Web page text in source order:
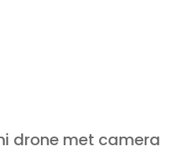
drone met camera